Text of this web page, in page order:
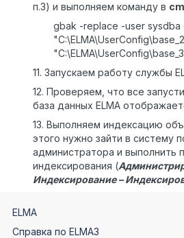
п.3) и выполняем команду в
gbak -replace -user sysdba
11. Запускаем работу службы
12. Проверяем, что все
база данных ELMA
13. Выполняем индексацию
этого нужно зайти в систему
администратора и выполнить
индексирования (
Индексирование –
ELMA
Справка по ELMA3